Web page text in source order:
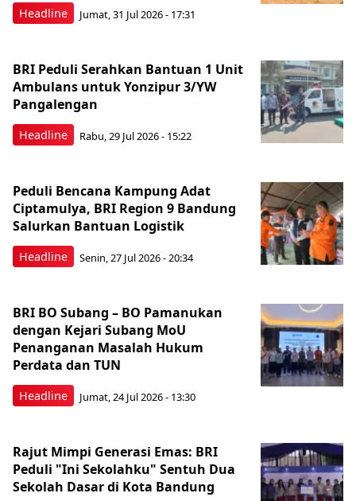
Headline Jumat, 31 Jul 2026 - 17:31
Headline
BRI Peduli Serahkan Bantuan 1 Unit
Ambulans untuk Yonzipur 3/YW
Pangalengan
Rabu, 29 Jul 2026 - 15:22
Headline
Peduli Bencana Kampung Adat
Ciptamulya, BRI Region 9 Bandung
Salurkan Bantuan Logistik
Senin, 27 Jul 2026 - 20:34
Headline
BRI BO Subang – BO Pamanukan
dengan Kejari Subang MoU
Penanganan Masalah Hukum
Perdata dan TUN
Jumat, 24 Jul 2026 - 13:30
Rajut Mimpi Generasi Emas: BRI
Peduli "Ini Sekolahku" Sentuh Dua
Sekolah Dasar di Kota Bandung